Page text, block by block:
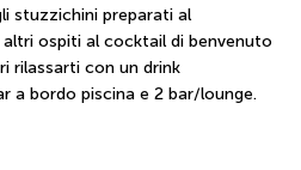
stuzzichini preparati al
ospiti al cocktail di benvenuto
rilassarti con un drink
a bordo piscina e 2 bar/lounge.